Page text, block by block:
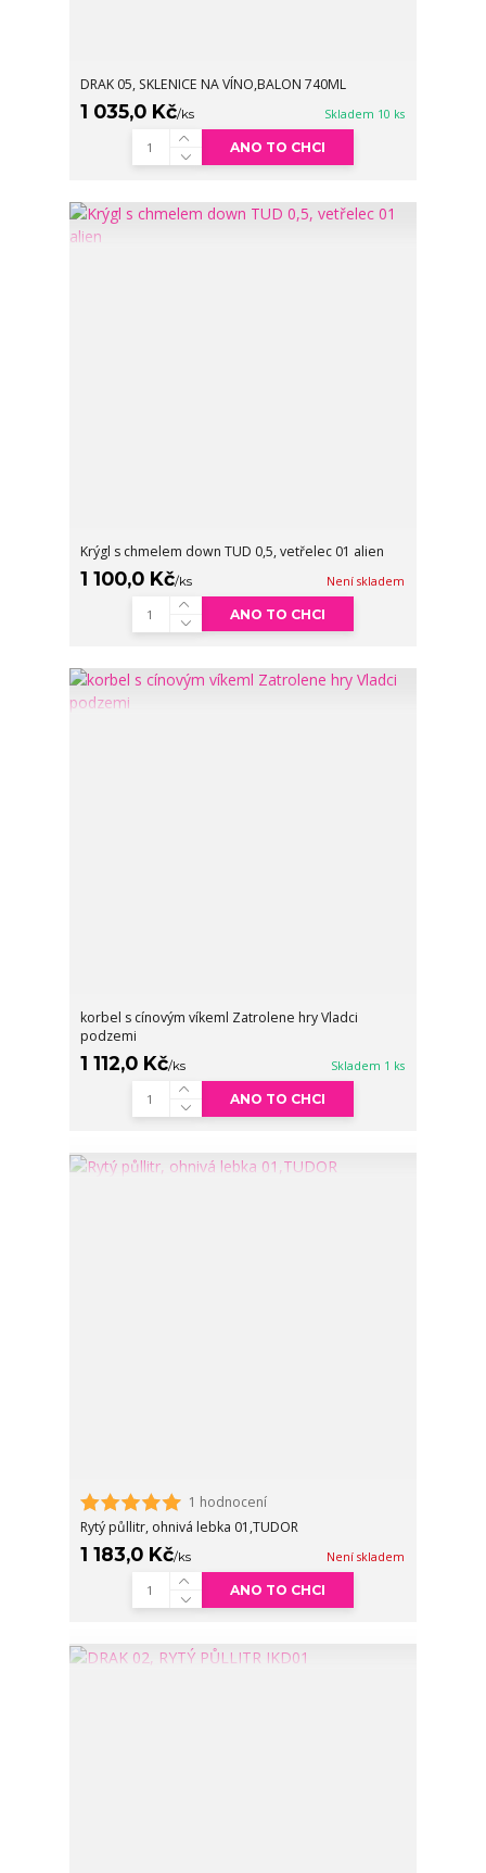
DRAK 05, SKLENICE NA VÍNO,BALON 740ML
1 035,0 Kč/ks Skladem 10 ks
ANO TO CHCI
Krýgl s chmelem down TUD 0,5, vetřelec 01 alien
1 100,0 Kč/ks Není skladem
ANO TO CHCI
korbel s cínovým víkeml Zatrolene hry Vladci
podzemi
1 112,0 Kč/ks Skladem 1 ks
ANO TO CHCI
1 hodnocení
Rytý půllitr, ohnivá lebka 01,TUDOR
1 183,0 Kč/ks Není skladem
ANO TO CHCI